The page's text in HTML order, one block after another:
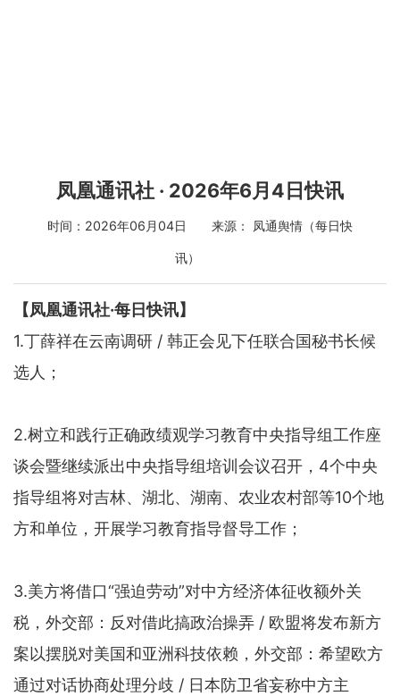
凤凰通讯社 · 2026年6月4日快讯
时间：2026年06月04日 来源： 凤通舆情（每日快
讯）
【凤凰通讯社·每日快讯】
1.丁薛祥在云南调研 / 韩正会见下任联合国秘书长候
选人；
2.树立和践行正确政绩观学习教育中央指导组工作座
谈会暨继续派出中央指导组培训会议召开，4个中央
指导组将对吉林、湖北、湖南、农业农村部等10个地
方和单位，开展学习教育指导督导工作；
3.美方将借口“强迫劳动”对中方经济体征收额外关
税，外交部：反对借此搞政治操弄 / 欧盟将发布新方
案以摆脱对美国和亚洲科技依赖，外交部：希望欧方
通过对话协商处理分歧 / 日本防卫省妄称中方主